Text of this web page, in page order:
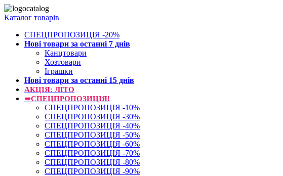
Каталог товарів
СПЕЦПРОПОЗИЦІЯ -20%
Нові товари за останнi 7 днiв
Канцтовари
Хозтовари
Іграшки
Нові товари за останнi 15 днiв
АКЦІЯ: ЛІТО
➥СПЕЦПРОПОЗИЦІЯ!
СПЕЦПРОПОЗИЦІЯ -10%
СПЕЦПРОПОЗИЦІЯ -30%
СПЕЦПРОПОЗИЦІЯ -40%
СПЕЦПРОПОЗИЦІЯ -50%
СПЕЦПРОПОЗИЦІЯ -60%
СПЕЦПРОПОЗИЦІЯ -70%
СПЕЦПРОПОЗИЦІЯ -80%
СПЕЦПРОПОЗИЦІЯ -90%